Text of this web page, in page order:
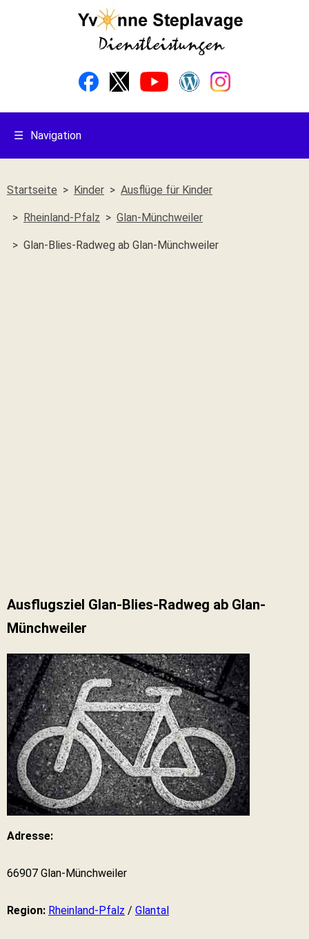
☰ Navigation
Startseite Kinder Ausflüge für Kinder
Rheinland-Pfalz Glan-Münchweiler
Glan-Blies-Radweg ab Glan-Münchweiler
Ausflugsziel Glan-Blies-Radweg ab Glan-
Münchweiler
Adresse:
66907 Glan-Münchweiler
Region: Rheinland-Pfalz / Glantal